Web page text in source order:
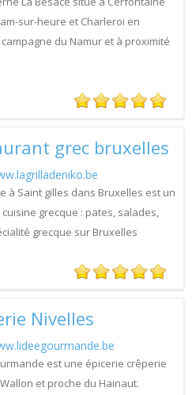
sur-heure et Charleroi en
du Namur et à proximité
grec bruxelles
à Saint gilles dans Bruxelles est un
grecque : pates, salades,
grecque sur Bruxelles
Nivelles
est une épicerie crêperie
et proche du Hainaut.